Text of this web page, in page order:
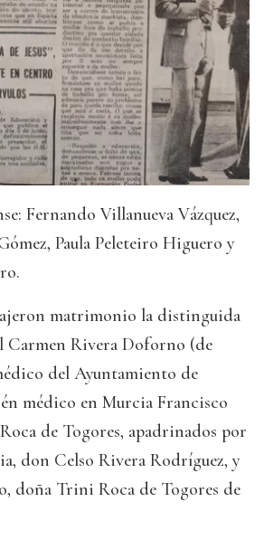
Fernando Villanueva Vázquez,
Paula Peleteiro Higuero y
matrimonio la distinguida
Carmen Rivera Doforno (de
del Ayuntamiento de
médico en Murcia Francisco
de Togores, apadrinados por
don Celso Rivera Rodríguez, y
doña Trini Roca de Togores de